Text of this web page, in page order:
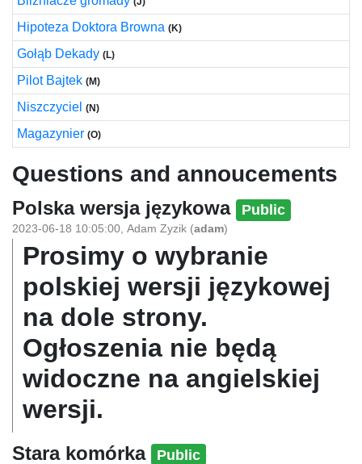
Hipoteza Doktora Browna (K)
Gołąb Dekady (L)
Pilot Bajtek (M)
Niszczyciel (N)
Magazynier (O)
Questions and annoucements
Polska wersja językowa Public
2023-06-18 10:05:00 Adam Zyzik (adam)
Prosimy o wybranie
polskiej wersji językowej
na dole strony.
Ogłoszenia nie będą
widoczne na angielskiej
wersji.
Stara komórka Public